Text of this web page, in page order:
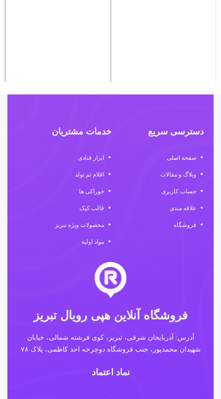
دسترسی سریع
صفحه اصلی
وبلاگ و مقالات
حساب کاربری
علاقه مندی
فروشگاه
خدمات مشتریان
ابزار قنادی
اقلام تم تولد
خوراکی ها
قالب کیک
محصولات ویژه تبریز
مواد اولیه
فروشگاه آنلاین هپی رویال تبریز
آدرس: آذربایجان شرقی، تبریز، کوی فرشته شمالی، خیابان
شهیدان محمدپور، جنب فروشگاه دوچرخه احد کاظمی، پلاک ۷۸
نماد اعتماد